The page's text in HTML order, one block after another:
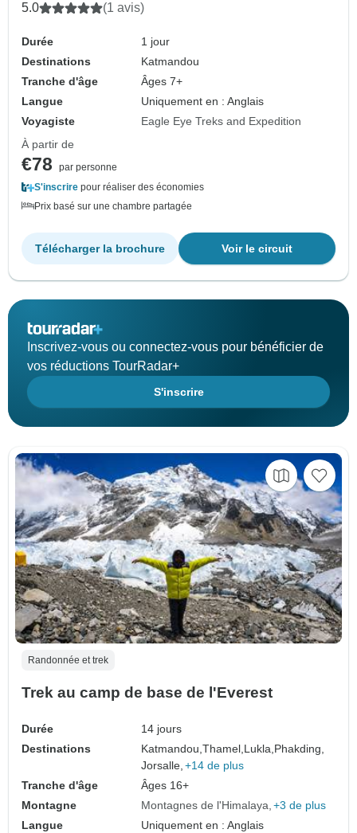
5.0 (1 avis)
Durée
1 jour
Destinations
Katmandou
Tranche d'âge
Âges 7+
Langue
Uniquement en : Anglais
Voyagiste
Eagle Eye Treks and Expedition
À partir de
€78
par personne
S'inscrire pour réaliser des économies
Prix basé sur une chambre partagée
Voir le circuit
Télécharger la brochure
Inscrivez-vous ou connectez-vous pour bénéficier de
vos réductions TourRadar+
S'inscrire
Randonnée et trek
Trek au camp de base de l'Everest
Durée
14 jours
Destinations
Katmandou,Thamel,Lukla,Phakding,
Jorsalle, +14 de plus
Tranche d'âge
Âges 16+
Montagne
Montagnes de l'Himalaya +3 de plus
Langue
Uniquement en : Anglais